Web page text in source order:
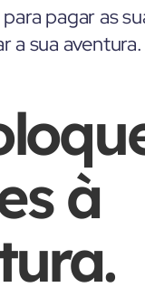
pagar as
a sua aventura.
à